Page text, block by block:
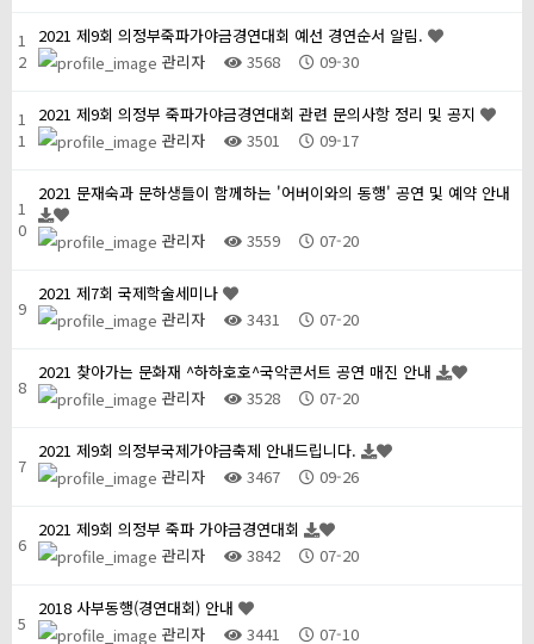
1
2
2021 제9회 의정부죽파가야금경연대회 예선 경연순서 알림.
관리자
3568 09-30
1
1
2021 제9회 의정부 죽파가야금경연대회 관련 문의사항 정리 및 공지
관리자
3501 09-17
1
0
2021 문재숙과 문하생들이 함께하는 '어버이와의 동행' 공연 및 예약 안내
관리자 3559 07-20
9
2021 제7회 국제학술세미나
관리자
3431 07-20
8
2021 찾아가는 문화재 ^하하호호^국악콘서트 공연 매진 안내
관리자
3528 07-20
7
2021 제9회 의정부국제가야금축제 안내드립니다.
관리자
3467 09-26
6
2021 제9회 의정부 죽파 가야금경연대회
관리자
3842 07-20
5
2018 사부동행(경연대회) 안내
관리자
3441 07-10